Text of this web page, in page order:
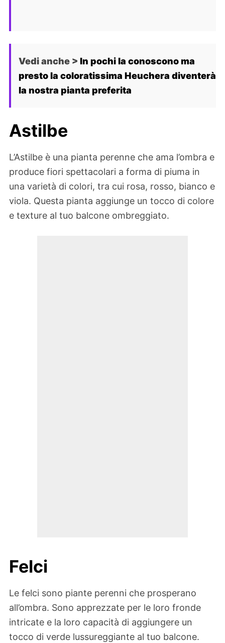
Vedi anche > In pochi la conoscono ma
presto la coloratissima Heuchera diventerà
la nostra pianta preferita
Astilbe
L’Astilbe è una pianta perenne che ama l’ombra e
produce fiori spettacolari a forma di piuma in
una varietà di colori, tra cui rosa, rosso, bianco e
viola. Questa pianta aggiunge un tocco di colore
e texture al tuo balcone ombreggiato.
Felci
Le felci sono piante perenni che prosperano
all’ombra. Sono apprezzate per le loro fronde
intricate e la loro capacità di aggiungere un
tocco di verde lussureggiante al tuo balcone.